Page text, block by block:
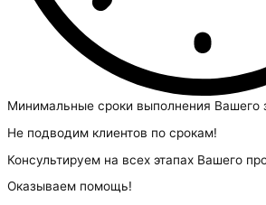
Минимальные сроки выполнения Вашего
Не подводим клиентов по срокам!
Консультируем на всех этапах Вашего
Оказываем помощь!